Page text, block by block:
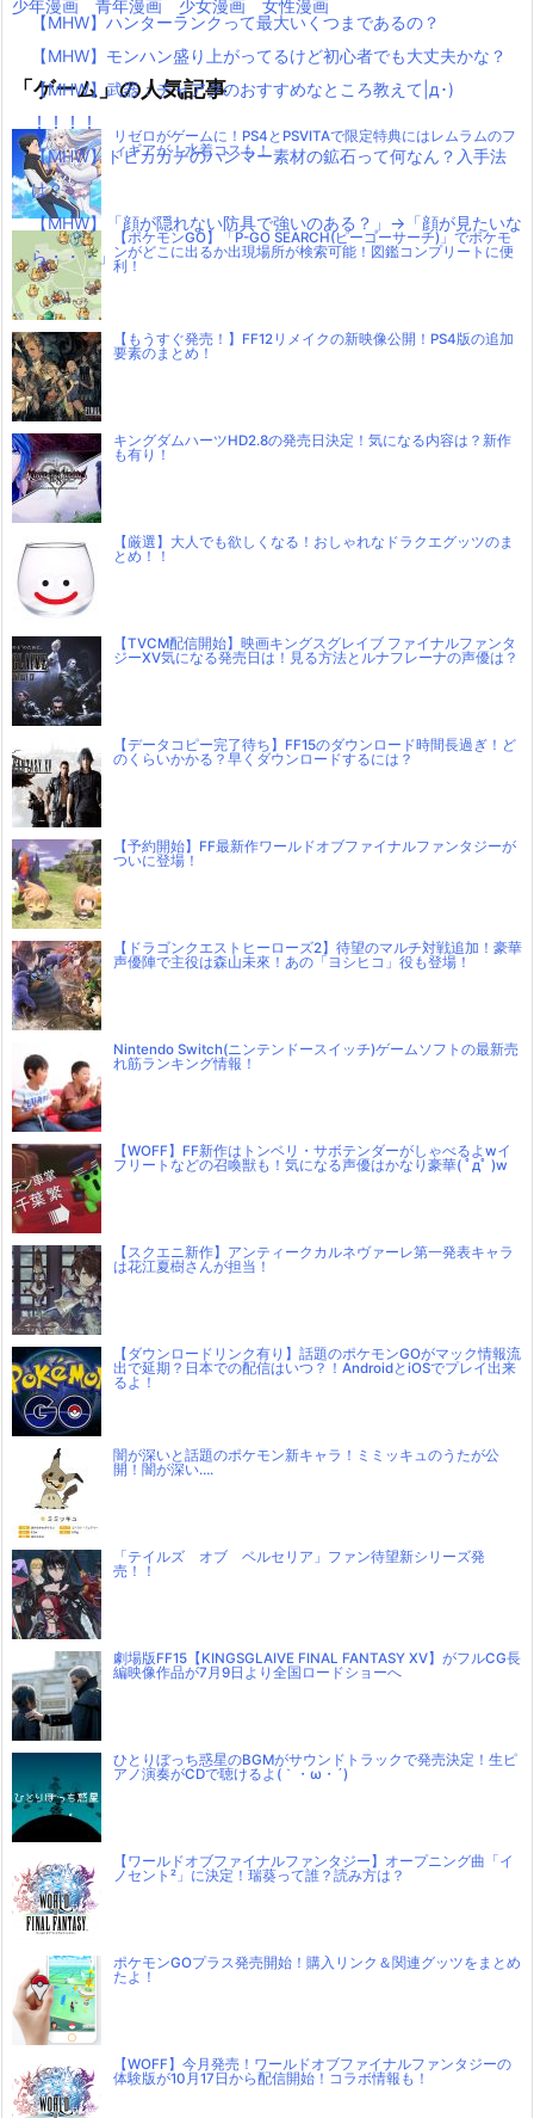
【MHW】ハンターランクって最大いくつまであるの？
【MHW】モンハン盛り上がってるけど初心者でも大丈夫かな？
【MHW】武器：チャアクのおすすめなところ教えて|д･)
！！！！
【MHW】トビカガチのハンマー素材の鉱石って何なん？入手法
は？
【MHW】「顔が隠れない防具で強いのある？」→「顔が見たいな
ら・・・」
少年漫画
青年漫画 少女漫画 女性漫画
「ゲーム」の人気記事
リゼロがゲームに！PS4とPSVITAで限定特典にはレムラムのフ
ィギアが！水着コスも！
【ポケモンGO】「P-GO SEARCH(ピーゴーサーチ)」でポケモ
ンがどこに出るか出現場所が検索可能！図鑑コンプリートに便
利！
【もうすぐ発売！】FF12リメイクの新映像公開！PS4版の追加
要素のまとめ！
キングダムハーツHD2.8の発売日決定！気になる内容は？新作
も有り！
【厳選】大人でも欲しくなる！おしゃれなドラクエグッツのま
とめ！！
【TVCM配信開始】映画キングスグレイブ ファイナルファンタ
ジーXV気になる発売日は！見る方法とルナフレーナの声優は？
【データコピー完了待ち】FF15のダウンロード時間長過ぎ！ど
のくらいかかる？早くダウンロードするには？
【予約開始】FF最新作ワールドオブファイナルファンタジーが
ついに登場！
【ドラゴンクエストヒーローズ2】待望のマルチ対戦追加！豪華
声優陣で主役は森山未來！あの「ヨシヒコ」役も登場！
Nintendo Switch(ニンテンドースイッチ)ゲームソフトの最新売
れ筋ランキング情報！
【WOFF】FF新作はトンベリ・サボテンダーがしゃべるよwイ
フリートなどの召喚獣も！気になる声優はかなり豪華( ﾟдﾟ )w
【スクエニ新作】アンティークカルネヴァーレ第一発表キャラ
は花江夏樹さんが担当！
【ダウンロードリンク有り】話題のポケモンGOがマック情報流
出で延期？日本での配信はいつ？！AndroidとiOSでプレイ出来
るよ！
闇が深いと話題のポケモン新キャラ！ミミッキュのうたが公
開！闇が深い….
「テイルズ オブ ベルセリア」ファン待望新シリーズ発
売！！
劇場版FF15【KINGSGLAIVE FINAL FANTASY XV】がフルCG長
編映像作品が7月9日より全国ロードショーへ
ひとりぼっち惑星のBGMがサウンドトラックで発売決定！生ピ
アノ演奏がCDで聴けるよ(｀・ω・´)
【ワールドオブファイナルファンタジー】オープニング曲「イ
ノセント²」に決定！瑞葵って誰？読み方は？
ポケモンGOプラス発売開始！購入リンク＆関連グッツをまとめ
たよ！
【WOFF】今月発売！ワールドオブファイナルファンタジーの
体験版が10月17日から配信開始！コラボ情報も！